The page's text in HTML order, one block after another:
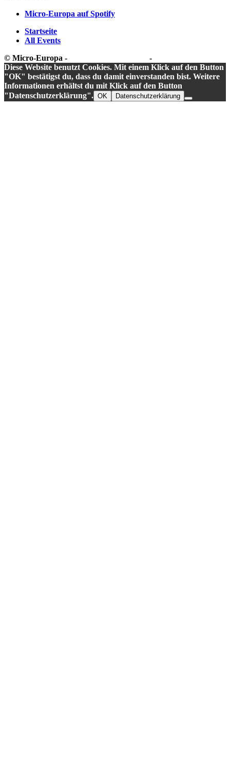
Micro-Europa auf Spotify
Startseite
All Events
© Micro-Europa -
-
Diese Website benutzt Cookies. Mit einem Klick auf den Button
"OK" bestätigst du, dass du damit einverstanden bist. Weitere
Informationen erhältst du mit Klick auf den Button
"Datenschutzerklärung". OK Datenschutzerklärung